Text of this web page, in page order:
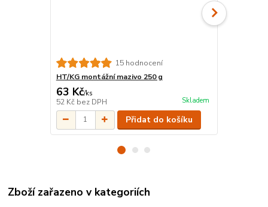
15 hodnocení
HT/KG montážní mazivo 250 g
63 Kč/ks
52 Kč bez DPH Skladem
Přidat do košíku
Zboží zařazeno v kategoriích